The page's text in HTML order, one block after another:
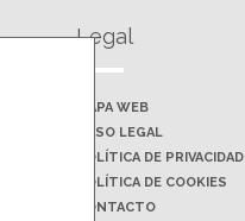
Legal
MAPA WEB
AVISO LEGAL
POLÍTICA DE PRIVACIDAD
POLÍTICA DE COOKIES
CONTACTO